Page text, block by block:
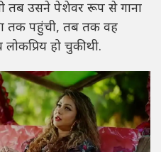
तब उसने पेशेवर रूप से गाना
तक पहुंची, तब तक वह
हो चुकी थी.